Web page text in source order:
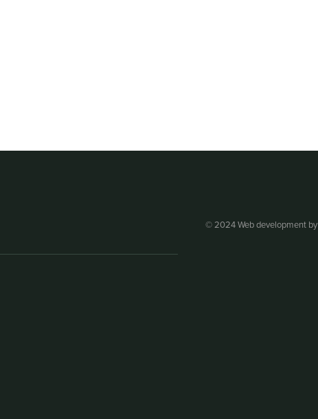
© 2024 Web development by